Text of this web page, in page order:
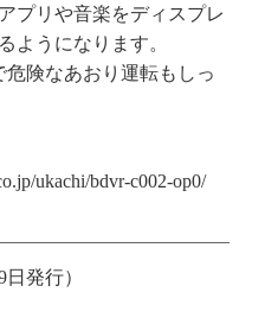
プリや音楽をディスプレ
ようになります。
険なあおり運転もしっ
ukachi/bdvr-c002-op0/
発行）